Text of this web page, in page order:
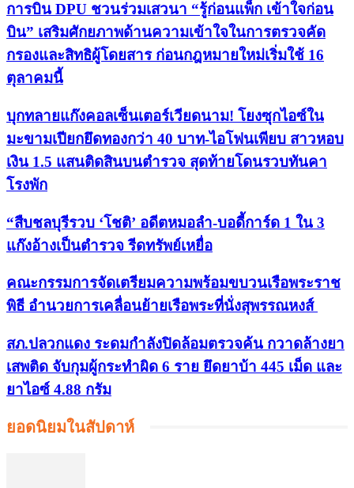
การบิน DPU ชวนร่วมเสวนา “รู้ก่อนแพ็ก เข้าใจก่อน
บิน” เสริมศักยภาพด้านความเข้าใจในการตรวจคัด
กรองและสิทธิผู้โดยสาร ก่อนกฎหมายใหม่เริ่มใช้ 16
ตุลาคมนี้
บุกทลายแก๊งคอลเซ็นเตอร์เวียดนาม! โยงซุกไอซ์ใน
มะขามเปียกยึดทองกว่า 40 บาท-ไอโฟนเพียบ สาวหอบ
เงิน 1.5 แสนติดสินบนตำรวจ สุดท้ายโดนรวบทันคา
โรงพัก
“สืบชลบุรีรวบ ‘โชติ’ อดีตหมอลำ-บอดี้การ์ด 1 ใน 3
แก๊งอ้างเป็นตำรวจ รีดทรัพย์เหยื่อ
คณะกรรมการจัดเตรียมความพร้อมขบวนเรือพระราช
พิธี อำนวยการเคลื่อนย้ายเรือพระที่นั่งสุพรรณหงส์
สภ.ปลวกแดง ระดมกำลังปิดล้อมตรวจค้น กวาดล้างยา
เสพติด จับกุมผู้กระทำผิด 6 ราย ยึดยาบ้า 445 เม็ด และ
ยาไอซ์ 4.88 กรัม
ยอดนิยมในสัปดาห์